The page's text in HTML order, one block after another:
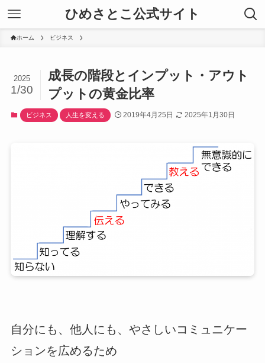
ひめさとこ公式サイト
ホーム ビジネス
成長の階段とインプット・アウト
プットの黄金比率
2025
1/30
ビジネス 人生を変える 2019年4月25日 2025年1月30日
自分にも、他人にも、やさしいコミュニケー
ションを広めるため